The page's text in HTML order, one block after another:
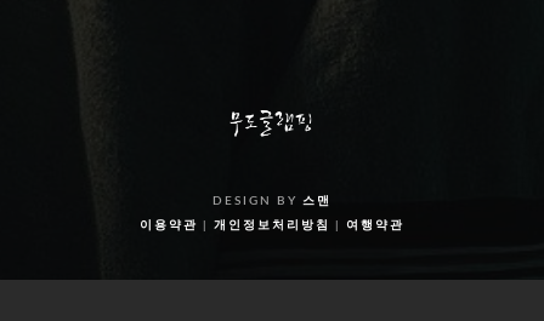
DESIGN BY 스맨
이용약관
개인정보처리방침 여행약관